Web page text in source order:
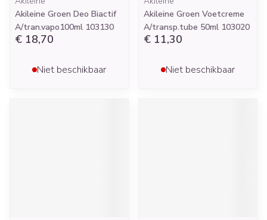
Akileine Groen Deo Biactif
A/tran.vapo100ml 103130
€ 18,70
Niet beschikbaar
Akileine Groen Voetcreme
A/transp.tube 50ml 103020
€ 11,30
Niet beschikbaar